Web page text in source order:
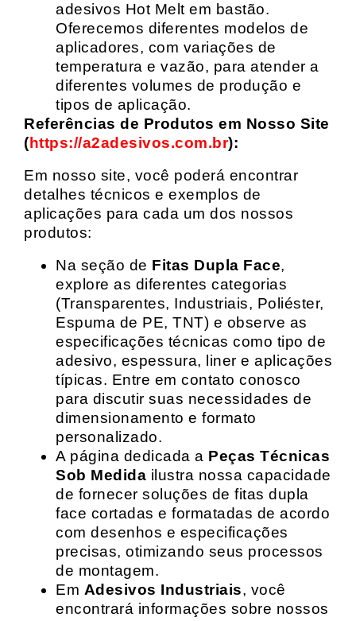
adesivos Hot Melt em bastão.
Oferecemos diferentes modelos de
aplicadores, com variações de
temperatura e vazão, para atender a
diferentes volumes de produção e
tipos de aplicação.
Referências de Produtos em Nosso Site
(https://a2adesivos.com.br):
Em nosso site, você poderá encontrar
detalhes técnicos e exemplos de
aplicações para cada um dos nossos
produtos:
Na seção de Fitas Dupla Face,
explore as diferentes categorias
(Transparentes, Industriais, Poliéster,
Espuma de PE, TNT) e observe as
especificações técnicas como tipo de
adesivo, espessura, liner e aplicações
típicas. Entre em contato conosco
para discutir suas necessidades de
dimensionamento e formato
personalizado.
A página dedicada a Peças Técnicas
Sob Medida ilustra nossa capacidade
de fornecer soluções de fitas dupla
face cortadas e formatadas de acordo
com desenhos e especificações
precisas, otimizando seus processos
de montagem.
Em Adesivos Industriais, você
encontrará informações sobre nossos